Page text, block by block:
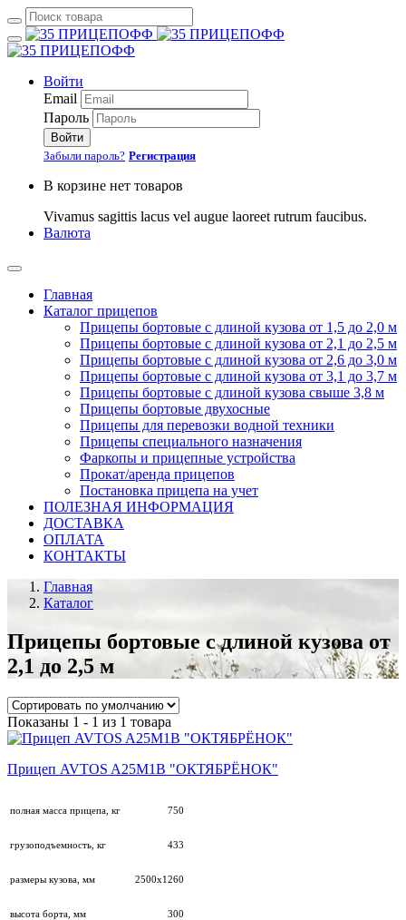
Войти
Email
Пароль
Войти
Забыли пароль? Регистрация
В корзине нет товаров
Vivamus sagittis lacus vel augue laoreet rutrum faucibus.
Валюта
Главная
Каталог прицепов
Прицепы бортовые с длиной кузова от 1,5 до 2,0 м
Прицепы бортовые с длиной кузова от 2,1 до 2,5 м
Прицепы бортовые с длиной кузова от 2,6 до 3,0 м
Прицепы бортовые с длиной кузова от 3,1 до 3,7 м
Прицепы бортовые с длиной кузова свыше 3,8 м
Прицепы бортовые двухосные
Прицепы для перевозки водной техники
Прицепы специального назначения
Фаркопы и прицепные устройства
Прокат/аренда прицепов
Постановка прицепа на учет
ПОЛЕЗНАЯ ИНФОРМАЦИЯ
ДОСТАВКА
ОПЛАТА
КОНТАКТЫ
Главная
Каталог
Прицепы бортовые с длиной кузова от
2,1 до 2,5 м
Показаны 1 - 1 из 1 товара
Прицеп AVTOS A25М1B "ОКТЯБРЁНОК"
полная масса прицепа, кг 750
грузоподъемность, кг 433
размеры кузова, мм 2500х1260
высота борта, мм 300